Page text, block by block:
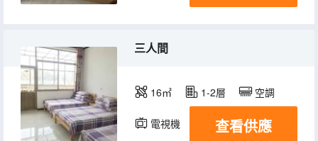
三人間
16㎡ 1-2層 空調
電視機 查看供應